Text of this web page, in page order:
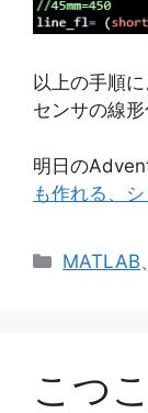
以上の手順
センサの線
明日の
も作れる、
カ
MATLAB、
こつ